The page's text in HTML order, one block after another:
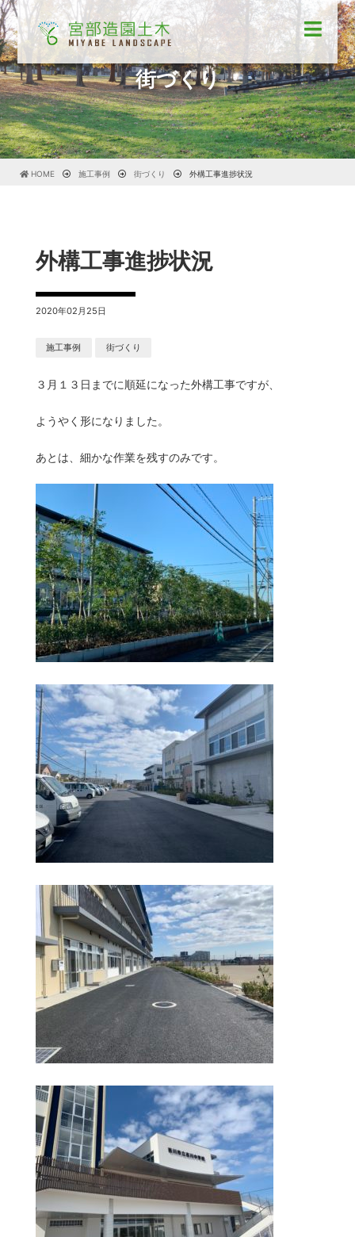
街づくり
HOME 施工事例 街づくり 外構工事進捗状況
外構工事進捗状況
2020年02月25日
施工事例 街づくり
３月１３日までに順延になった外構工事ですが、
ようやく形になりました。
あとは、細かな作業を残すのみです。